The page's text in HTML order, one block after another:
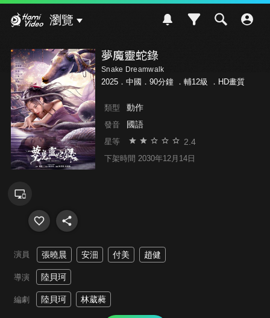
瀏覽
夢魔靈蛇錄
Snake Dreamwalk
2025．中國．90分鐘 ． 輔12級 ．HD畫質
類型 動作
發音 國語
星等 2.4
下架時間 2030年12月14日
演員 張曉晨 安沺 付美 趙健
導演 陸貝珂
編劇 陸貝珂 林葳蕤